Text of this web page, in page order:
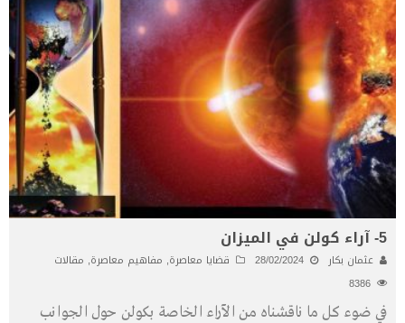
5- آراء كولن في الميزان
عثمان بكار 28/02/2024 قضايا معاصرة, مفاهيم معاصرة, مقالات
في ضوء كل ما ناقشناه من الآراء الخاصة بكولن حول الجوانب